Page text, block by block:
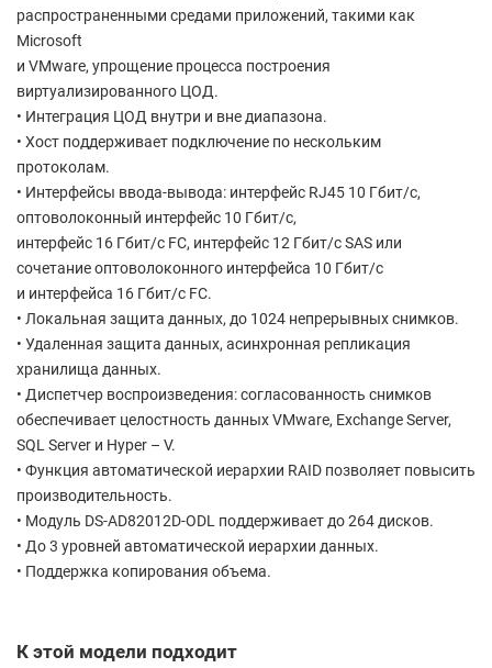
распространенными средами приложений, такими как
Microsoft
и VMware, упрощение процесса построения
виртуализированного ЦОД.
• Интеграция ЦОД внутри и вне диапазона.
• Хост поддерживает подключение по нескольким
протоколам.
• Интерфейсы ввода-вывода: интерфейс RJ45 10 Гбит/с,
оптоволоконный интерфейс 10 Гбит/с,
интерфейс 16 Гбит/с FC, интерфейс 12 Гбит/с SAS или
сочетание оптоволоконного интерфейса 10 Гбит/с
и интерфейса 16 Гбит/с FC.
• Локальная защита данных, до 1024 непрерывных снимков.
• Удаленная защита данных, асинхронная репликация
хранилища данных.
• Диспетчер воспроизведения: согласованность снимков
обеспечивает целостность данных VMware, Exchange Server,
SQL Server и Hyper – V.
• Функция автоматической иерархии RAID позволяет повысить
производительность.
• Модуль DS-AD82012D-ODL поддерживает до 264 дисков.
• До 3 уровней автоматической иерархии данных.
• Поддержка копирования объема.
К этой модели подходит